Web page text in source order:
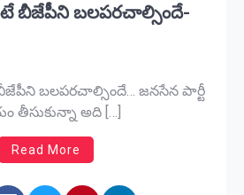
బీజేపీని బలపరచాల్సిందే-
బలపరచాల్సిందే… జనసేన పార్టీ
తీసుకున్నా అది […]
Read More